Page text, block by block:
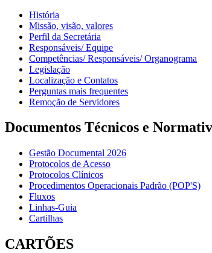
História
Missão, visão, valores
Perfil da Secretária
Responsáveis/ Equipe
Competências/ Responsáveis/ Organograma
Legislação
Localização e Contatos
Perguntas mais frequentes
Remoção de Servidores
Documentos Técnicos e
Gestão Documental 2026
Protocolos de Acesso
Protocolos Clínicos
Procedimentos Operacionais Padrão (POP'S)
Fluxos
Linhas-Guia
Cartilhas
CARTÕES